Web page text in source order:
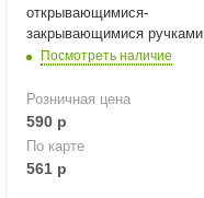
открывающимися-
закрывающимися ручками
(рост62Нейтральный)
Посмотреть наличие
Розничная цена
590 р
По карте
561 р